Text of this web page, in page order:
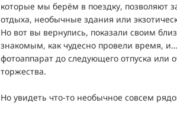
которые мы берём в поездку, позволяют
отдыха, необычные здания или
Но вот вы вернулись, показали своим
знакомым, как чудесно провели время,
фотоаппарат до следующего отпуска или
торжества.
Но увидеть что-то необычное совсем